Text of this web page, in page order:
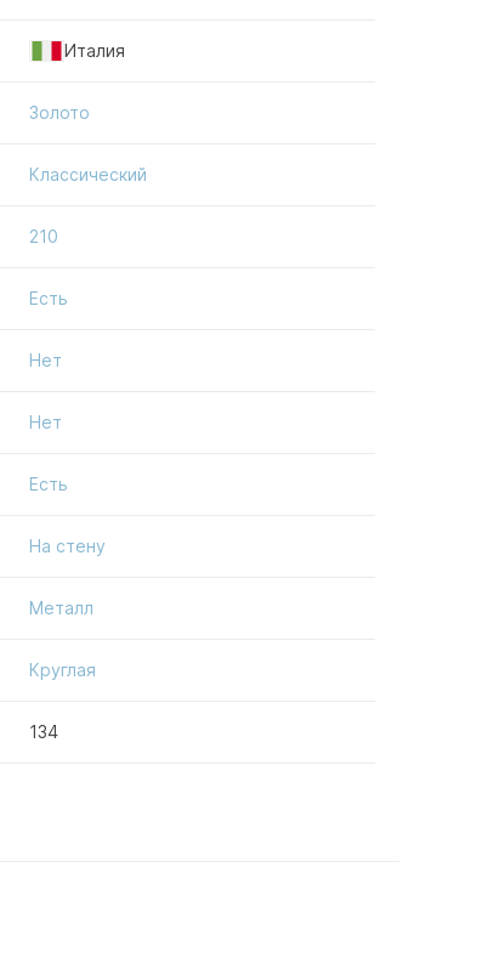
Италия
Золото
Классический
210
Есть
Нет
Нет
Есть
На стену
Металл
Круглая
134